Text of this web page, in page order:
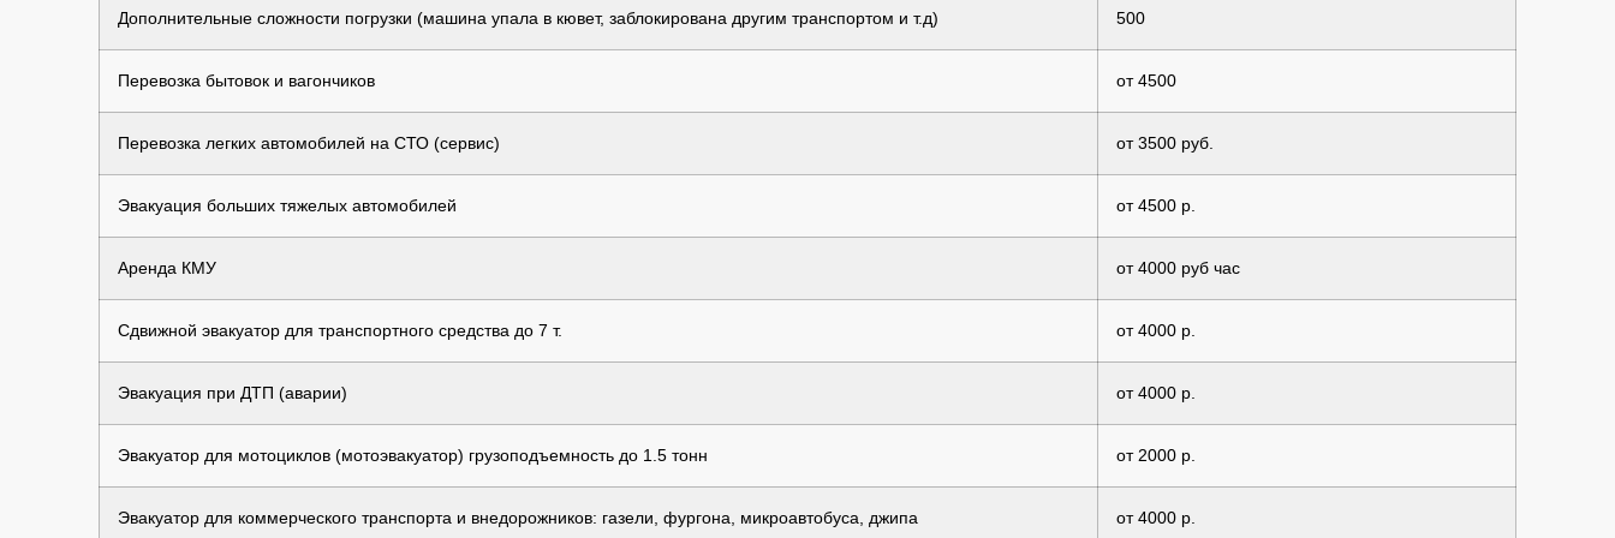
Дополнительные сложности погрузки (машина упала в кювет, заблокирована другим транспортом и т.д) 500
Перевозка бытовок и вагончиков от 4500
Перевозка легких автомобилей на СТО (сервис) от 3500 руб.
Эвакуация больших тяжелых автомобилей от 4500 р.
Аренда КМУ от 4000 руб час
Сдвижной эвакуатор для транспортного средства до 7 т. от 4000 р.
Эвакуация при ДТП (аварии) от 4000 р.
Эвакуатор для мотоциклов (мотоэвакуатор) грузоподъемность до 1.5 тонн от 2000 р.
Эвакуатор для коммерческого транспорта и внедорожников: газели, фургона, микроавтобуса, джипа от 4000 р.